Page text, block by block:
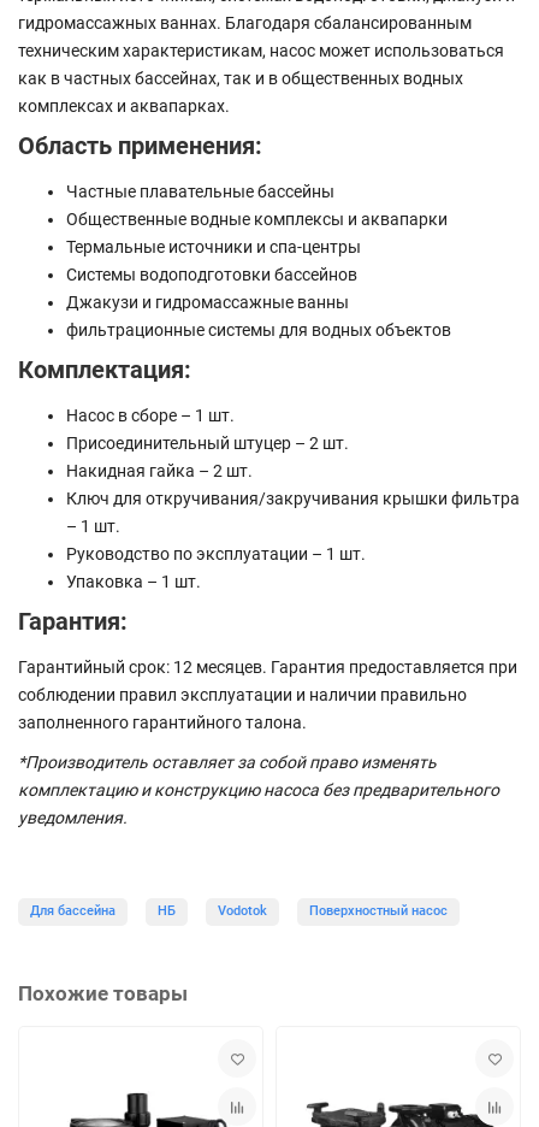
гидромассажных ваннах. Благодаря сбалансированным
техническим характеристикам, насос может использоваться
как в частных бассейнах, так и в общественных водных
комплексах и аквапарках.
Область применения:
Частные плавательные бассейны
Общественные водные комплексы и аквапарки
Термальные источники и спа-центры
Системы водоподготовки бассейнов
Джакузи и гидромассажные ванны
фильтрационные системы для водных объектов
Комплектация:
Насос в сборе – 1 шт.
Присоединительный штуцер – 2 шт.
Накидная гайка – 2 шт.
Ключ для откручивания/закручивания крышки фильтра
– 1 шт.
Руководство по эксплуатации – 1 шт.
Упаковка – 1 шт.
Гарантия:
Гарантийный срок: 12 месяцев. Гарантия предоставляется при
соблюдении правил эксплуатации и наличии правильно
заполненного гарантийного талона.
*Производитель оставляет за собой право изменять
комплектацию и конструкцию насоса без предварительного
уведомления.
Для бассейна НБ Vodotok Поверхностный насос
Похожие товары